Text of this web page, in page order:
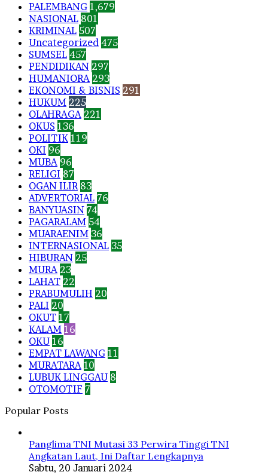
PALEMBANG 1,679
NASIONAL 801
KRIMINAL 507
Uncategorized 475
SUMSEL 457
PENDIDIKAN 297
HUMANIORA 293
EKONOMI & BISNIS 291
HUKUM 225
OLAHRAGA 221
OKUS 136
POLITIK 119
OKI 96
MUBA 96
RELIGI 87
OGAN ILIR 83
ADVERTORIAL 76
BANYUASIN 74
PAGARALAM 54
MUARAENIM 36
INTERNASIONAL 35
HIBURAN 25
MURA 23
LAHAT 22
PRABUMULIH 20
PALI 20
OKUT 17
KALAM 16
OKU 16
EMPAT LAWANG 11
MURATARA 10
LUBUK LINGGAU 8
OTOMOTIF 7
Popular Posts
Panglima TNI Mutasi 33 Perwira Tinggi TNI
Angkatan Laut, Ini Daftar Lengkapnya
Sabtu, 20 Januari 2024